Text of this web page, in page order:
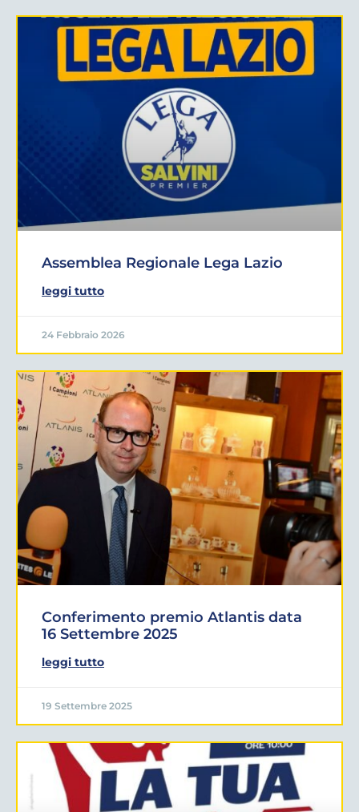
Assemblea Regionale Lega Lazio
leggi tutto
24 Febbraio 2026
Conferimento premio Atlantis data
16 Settembre 2025
leggi tutto
19 Settembre 2025